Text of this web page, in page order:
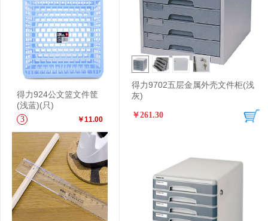
得力924公文篮文件筐
(浅蓝)(只)
￥11.00
3
得力9702五层金属外壳文件柜(浅
灰)
￥261.30